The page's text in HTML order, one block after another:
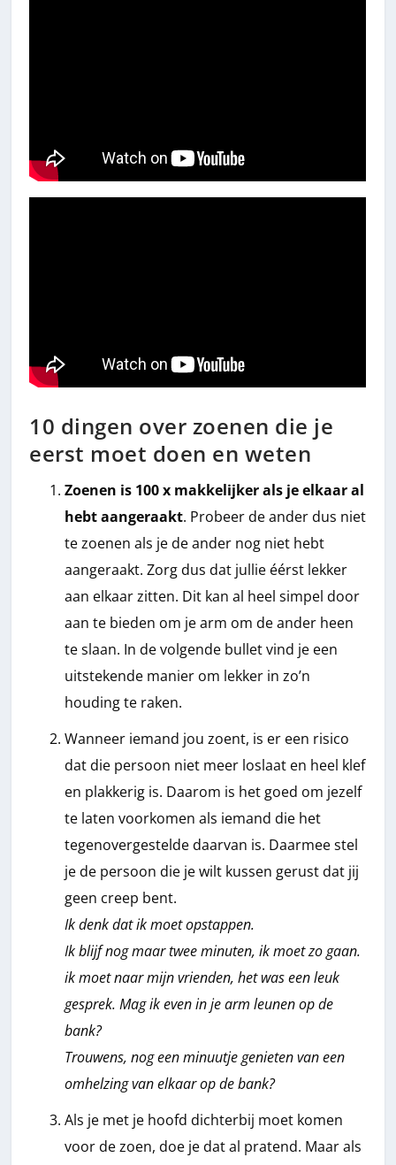
10 dingen over zoenen die je
eerst moet doen en weten
Zoenen is 100 x makkelijker als je elkaar al
hebt aangeraakt. Probeer de ander dus niet
te zoenen als je de ander nog niet hebt
aangeraakt. Zorg dus dat jullie éérst lekker
aan elkaar zitten. Dit kan al heel simpel door
aan te bieden om je arm om de ander heen
te slaan. In de volgende bullet vind je een
uitstekende manier om lekker in zo’n
houding te raken.
Wanneer iemand jou zoent, is er een risico
dat die persoon niet meer loslaat en heel klef
en plakkerig is. Daarom is het goed om jezelf
te laten voorkomen als iemand die het
tegenovergestelde daarvan is. Daarmee stel
je de persoon die je wilt kussen gerust dat jij
geen creep bent.
Ik denk dat ik moet opstappen.
Ik blijf nog maar twee minuten, ik moet zo gaan.
ik moet naar mijn vrienden, het was een leuk
gesprek. Mag ik even in je arm leunen op de
bank?
Trouwens, nog een minuutje genieten van een
omhelzing van elkaar op de bank?
Als je met je hoofd dichterbij moet komen
voor de zoen, doe je dat al pratend. Maar als